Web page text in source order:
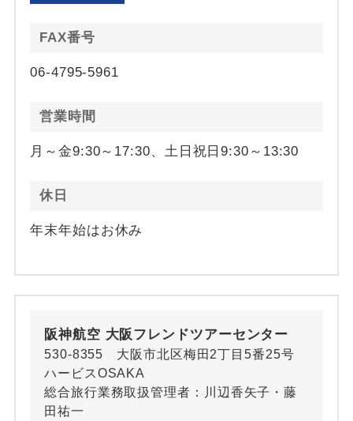
FAX番号
06-4795-5961
営業時間
月～金9:30～17:30、土日祝日9:30～13:30
休日
年末年始はお休み
阪神航空 大阪フレンドツアーセンター
530-8355 大阪市北区梅田2丁目5番25号
ハービスOSAKA
総合旅行業務取扱管理者：川辺香矢子・藤
田祐一